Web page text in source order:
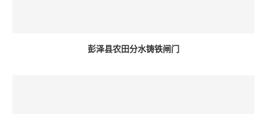
彭泽县农田分水铸铁闸门